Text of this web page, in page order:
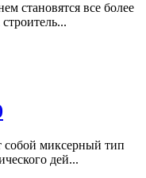
становятся все более
собой миксерный тип
дей...